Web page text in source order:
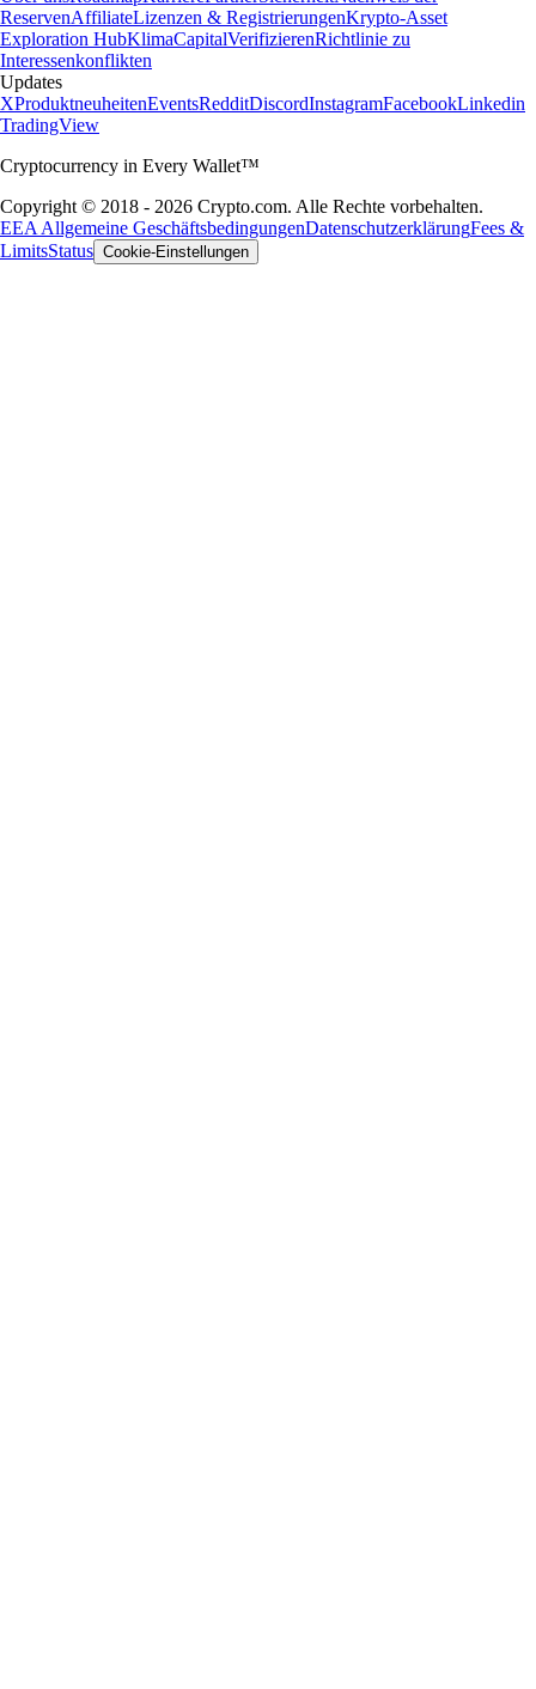
ReservenAffiliateLizenzen & RegistrierungenKrypto-Asset
Exploration HubKlimaCapitalVerifizierenRichtlinie zu
Interessenkonflikten
Updates
XProduktneuheitenEventsRedditDiscordInstagramFacebookLinkedin
TradingView
Cryptocurrency in Every Wallet™
Copyright © 2018 - 2026 Crypto.com. Alle Rechte vorbehalten.
EEA Allgemeine GeschäftsbedingungenDatenschutzerklärungFees &
LimitsStatus Cookie-Einstellungen